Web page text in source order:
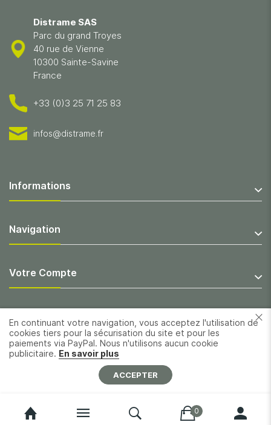
En continuant votre navigation, vous acceptez l'utilisation de
cookies tiers pour la sécurisation du site et pour les
paiements via PayPal. Nous n'utilisons aucun cookie
publicitaire. En savoir plus
ACCEPTER
Distrame SAS
Parc du grand Troyes
40 rue de Vienne
10300 Sainte-Savine
France
+33 (0)3 25 71 25 83
infos@distrame.fr
Informations
Navigation
Votre Compte